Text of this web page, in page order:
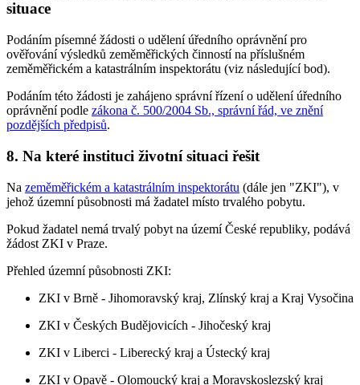
situace
Podáním písemné žádosti o udělení úředního oprávnění pro
ověřování výsledků zeměměřických činností na příslušném
zeměměřickém a katastrálním inspektorátu (viz následující bod).
Podáním této žádosti je zahájeno správní řízení o udělení úředního
oprávnění podle zákona č. 500/2004 Sb., správní řád, ve znění
pozdějších předpisů.
8. Na které instituci životní situaci řešit
Na zeměměřickém a katastrálním inspektorátu (dále jen "ZKI"), v
jehož územní působnosti má žadatel místo trvalého pobytu.
Pokud žadatel nemá trvalý pobyt na území České republiky, podává
žádost ZKI v Praze.
Přehled územní působnosti ZKI:
ZKI v Brně - Jihomoravský kraj, Zlínský kraj a Kraj Vysočina
ZKI v Českých Budějovicích - Jihočeský kraj
ZKI v Liberci - Liberecký kraj a Ústecký kraj
ZKI v Opavě - Olomoucký kraj a Moravskoslezský kraj